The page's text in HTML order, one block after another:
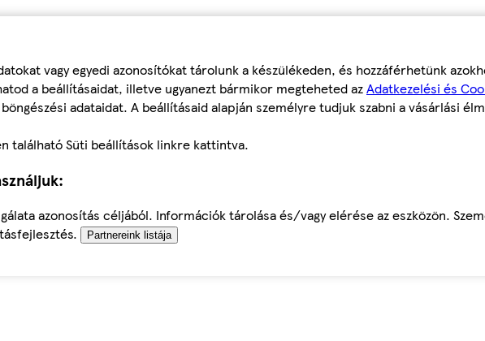
vagy egyedi azonosítókat tárolunk a készülékeden, és hozzáférhetünk
a beállításaidat, illetve ugyanezt bármikor megteheted azAdatkezelési és
adataidat. A beállításaid alapján személyre tudjuk szabni a vásárlási
található Süti beállítások linkre kattintva.
azonosítás céljából. Információk tárolása és/vagy elérése az eszközön.
Partnereink listája